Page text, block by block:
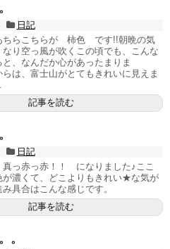
日記
ちらこちらが 柿色 です!!朝晩の気
り空っ風が吹くこの頃でも、こんな
、なんだか心があったまりま
は、富士山がとてもきれいに見えま
記事を読む
日記
真っ赤っ赤！！ になりました♪ここ
が濃くて、どこよりもきれい★な気が
具合はこんな感じです。
記事を読む
。